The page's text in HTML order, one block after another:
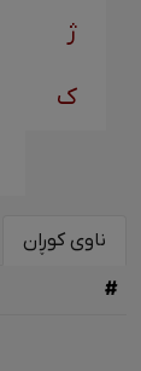
ژ
ک
ناوی کوڕان
#